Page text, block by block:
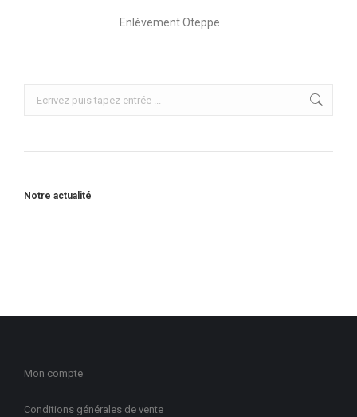
Enlèvement Oteppe
Notre actualité
Mon compte
Conditions générales de vente